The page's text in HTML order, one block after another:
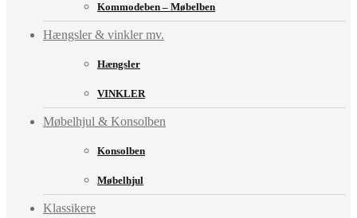
Kommodeben – Møbelben
Hængsler & vinkler mv.
Hængsler
VINKLER
Møbelhjul & Konsolben
Konsolben
Møbelhjul
Klassikere